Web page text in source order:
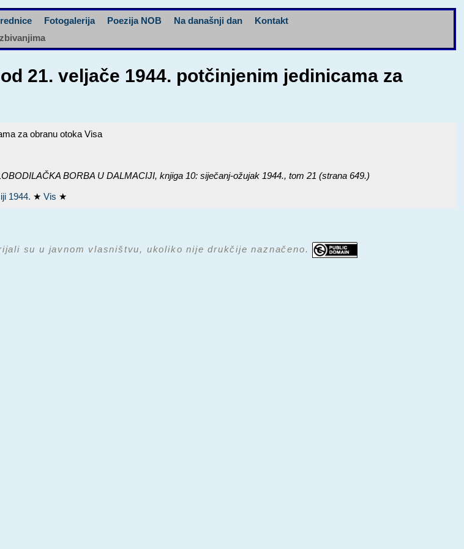
Fotogalerija Poezija NOB Na današnji dan
Kontakt
21. veljače 1944. potčinjenim jedinicama za
za obranu otoka Visa
BORBA U DALMACIJI, knjiga 10: siječanj-ožujak 1944., tom 21 (strana 649.)
1944. ★Vis ★
su u javnom vlasništvu, ukoliko nije drukčije naznačeno.